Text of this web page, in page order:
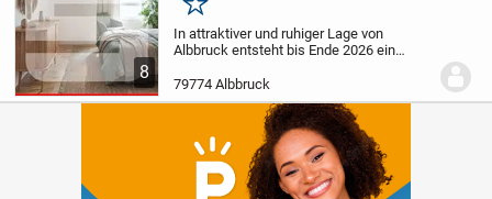
8
familienfreundlich
Merken
In attraktiver und ruhiger Lage von
Albbruck entsteht bis Ende 2026 ein
Hauensteiner Straße 52. Dieses moderne
Mehrfamilienhaus bietet insgesamt neun
79774 Albbruck